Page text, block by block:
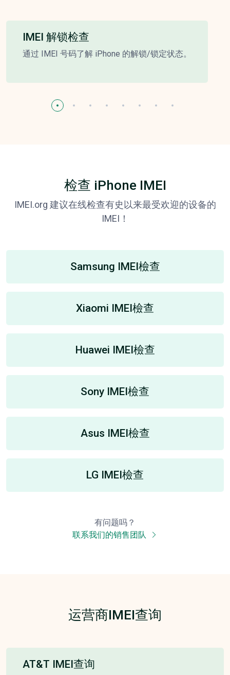
IMEI 解锁检查
通过 IMEI 号码了解 iPhone 的解锁/锁定状态。
检查 iPhone IMEI
IMEI.org 建议在线检查有史以来最受欢迎的设备的
IMEI！
Samsung IMEI檢查
Xiaomi IMEI檢查
Huawei IMEI檢查
Sony IMEI檢查
Asus IMEI檢查
LG IMEI檢查
有问题吗？
联系我们的销售团队
运营商IMEI查询
AT&T IMEI查询